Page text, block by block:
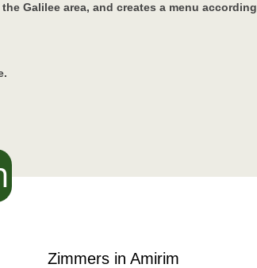
Galilee area, and creates a menu according
Zimmers in Amirim